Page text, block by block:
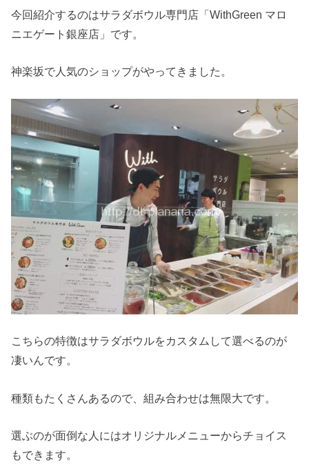
今回紹介するのはサラダボウル専門店「WithGreen マロ
ニエゲート銀座店」です。
神楽坂で人気のショップがやってきました。
こちらの特徴はサラダボウルをカスタムして選べるのが
凄いんです。
種類もたくさんあるので、組み合わせは無限大です。
選ぶのが面倒な人にはオリジナルメニューからチョイス
もできます。